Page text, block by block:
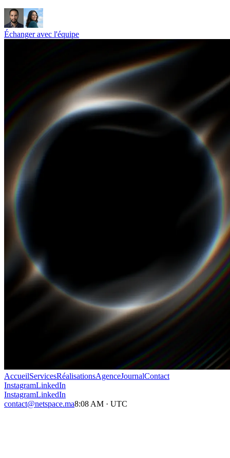
Échanger avec l'équipe
AccueilServicesRéalisationsAgenceJournalContact
InstagramLinkedIn
InstagramLinkedIn
contact@netspace.ma8:08 AM · UTC